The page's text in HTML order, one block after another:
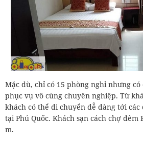
Mặc dù, chỉ có 15 phòng nghỉ nhưng
phục vụ vô cùng chuyên nghiệp. Từ
khách có thể di chuyển dễ dàng tới
tại Phú Quốc. Khách sạn cách chợ đêm
m.